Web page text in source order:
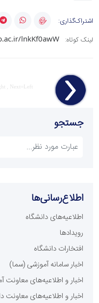
اشتراک‌گذاری:
لینک کوتاه:
lnkKf0awW
, Next=Left
جستجو
اطلاع‌رسانی‌ها
اطلاعیه‌های دانشگاه
رویدادها
افتخارات دانشگاه
اخبار سامانه آموزشی (سما)
اخبار و اطلاعیه‌های
اخبار و اطلاعیه‌های